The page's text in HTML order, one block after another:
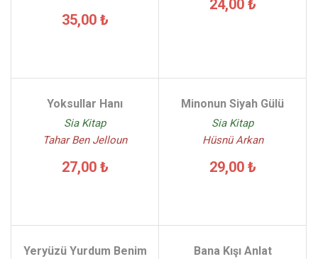
35,00 ₺
24,00 ₺
Yoksullar Hanı
Sia Kitap
Tahar Ben Jelloun
27,00 ₺
Minonun Siyah Gülü
Sia Kitap
Hüsnü Arkan
29,00 ₺
Yeryüzü Yurdum Benim
Bana Kışı Anlat